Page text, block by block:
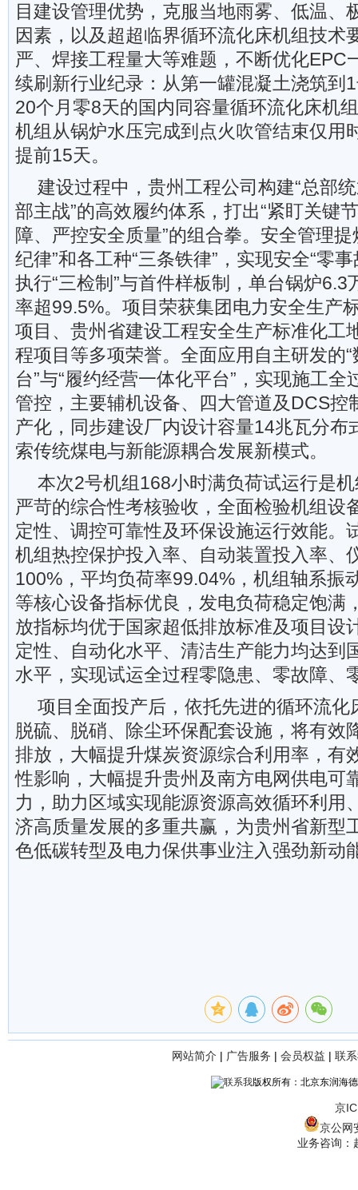
目建设管理优势，克服当地雨雾、低温、
因素，以及超超临界循环流化床机组技术
严、焊接工程量大等难题，不断优化EPC
续刷新行业纪录：从第一罐混凝土浇筑到
20个月零8天的国内同容量循环流化床机
机组从锅炉水压完成到点火吹管结束仅用
提前15天。
建设过程中，贵州工程公司构建“总部
部主战”的高效履约体系，打出“紧盯关键
障、严控安全质量”的组合拳。安全管理
纪律”和各工种“三条铁律”，实现安全“零
执行“三检制”与首件样板制，单台锅炉6.3
率超99.5%。项目荣获集团电力安全生产
项目、贵州省建设工程安全生产标准化工
程项目等多项荣誉。全面应用自主研发的
台”与“履约经营一体化平台”，实现施工
管控，主要辅机设备、四大管道及DCS控
产化，同步建设厂内设计容量14兆瓦分布
索传统煤电与新能源耦合发展新模式。
本次2号机组168小时满负荷试运行是
严苛的综合性考核验收，全面检验机组设
定性、调控可靠性及环保设施运行效能。
机组热控保护投入率、自动装置投入率、
100%，平均负荷率99.04%，机组轴系振
等核心设备指标优良，发电负荷稳定饱满
放指标均优于国家超低排放标准及项目设
定性、自动化水平、清洁生产能力均达到
水平，实现试运全过程零隐患、零故障、
项目全面投产后，依托先进的循环流化
脱硫、脱硝、除尘环保配套设施，将有效
排放，大幅提升煤炭资源综合利用率，有
性影响，大幅提升贵州及南方电网供电可
力，助力区域实现能源资源高效循环利用
济高质量发展的多重共赢，为贵州省新型
色低碳转型及电力保供事业注入强劲新动
网站简介 | 广告服务 | 会员权益 | 联
版权所有：北京东润海
京
京公网
业务咨询：